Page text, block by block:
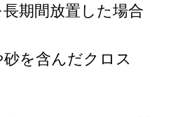
期間放置した場合
を含んだクロス